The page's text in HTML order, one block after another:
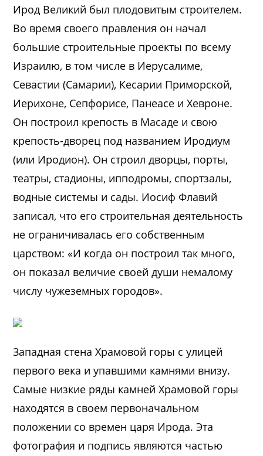
Ирод Великий был плодовитым строителем.
Во время своего правления он начал
большие строительные проекты по всему
Израилю, в том числе в Иерусалиме,
Севастии (Самарии), Кесарии Приморской,
Иерихоне, Сепфорисе, Панеасе и Хевроне.
Он построил крепость в Масаде и свою
крепость-дворец под названием Иродиум
(или Иродион). Он строил дворцы, порты,
театры, стадионы, ипподромы, спортзалы,
водные системы и сады. Иосиф Флавий
записал, что его строительная деятельность
не ограничивалась его собственным
царством: «И когда он построил так много,
он показал величие своей души немалому
числу чужеземных городов».
Западная стена Храмовой горы с улицей
первого века и упавшими камнями внизу.
Самые низкие ряды камней Храмовой горы
находятся в своем первоначальном
положении со времен царя Ирода. Эта
фотография и подпись являются частью